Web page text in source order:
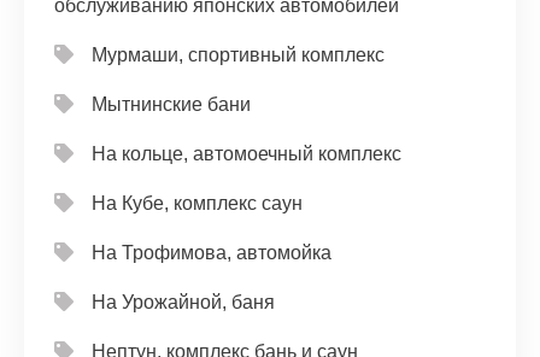
обслуживанию японских автомобилей
Мурмаши, спортивный комплекс
Мытнинские бани
На кольце, автомоечный комплекс
На Кубе, комплекс саун
На Трофимова, автомойка
На Урожайной, баня
Нептун, комплекс бань и саун